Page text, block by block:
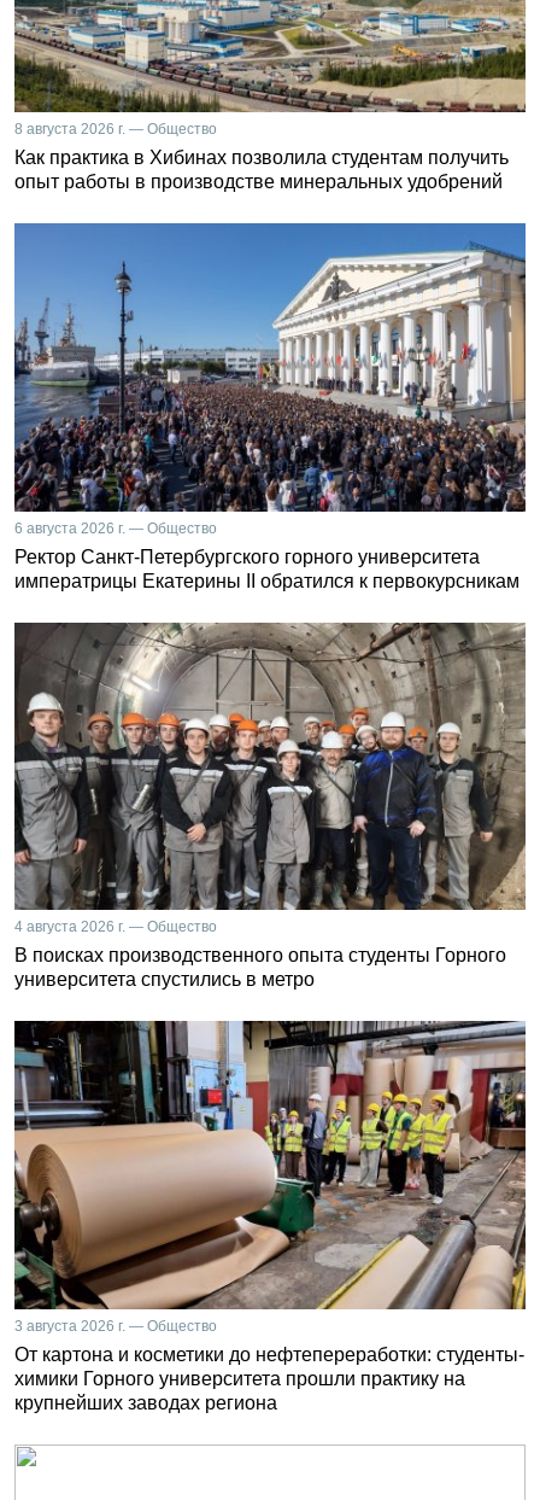
8 августа 2026 г. — Общество
Как практика в Хибинах позволила студентам получить
опыт работы в производстве минеральных удобрений
6 августа 2026 г. — Общество
Ректор Санкт-Петербургского горного университета
императрицы Екатерины II обратился к первокурсникам
4 августа 2026 г. — Общество
В поисках производственного опыта студенты Горного
университета спустились в метро
3 августа 2026 г. — Общество
От картона и косметики до нефтепереработки: студенты-
химики Горного университета прошли практику на
крупнейших заводах региона